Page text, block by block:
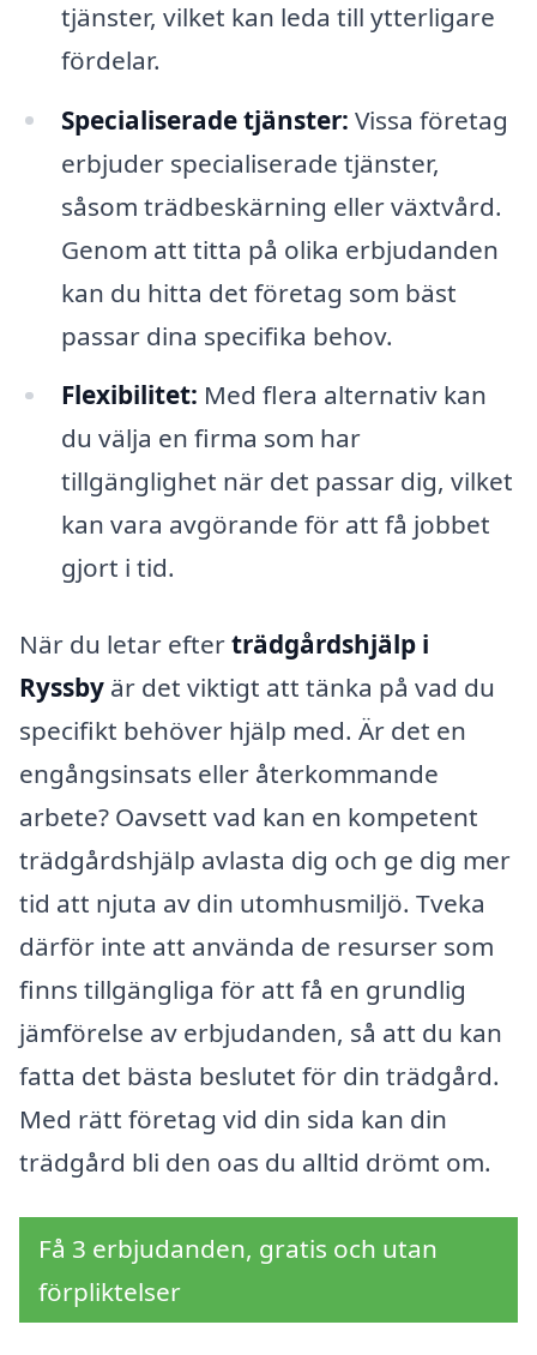
tjänster, vilket kan leda till ytterligare
fördelar.
Specialiserade tjänster: Vissa företag
erbjuder specialiserade tjänster,
såsom trädbeskärning eller växtvård.
Genom att titta på olika erbjudanden
kan du hitta det företag som bäst
passar dina specifika behov.
Flexibilitet: Med flera alternativ kan
du välja en firma som har
tillgänglighet när det passar dig, vilket
kan vara avgörande för att få jobbet
gjort i tid.
När du letar efterträdgårdshjälp i
Ryssby är det viktigt att tänka på vad du
specifikt behöver hjälp med. Är det en
engångsinsats eller återkommande
arbete? Oavsett vad kan en kompetent
trädgårdshjälp avlasta dig och ge dig mer
tid att njuta av din utomhusmiljö. Tveka
därför inte att använda de resurser som
finns tillgängliga för att få en grundlig
jämförelse av erbjudanden, så att du kan
fatta det bästa beslutet för din trädgård.
Med rätt företag vid din sida kan din
trädgård bli den oas du alltid drömt om.
Få 3 erbjudanden, gratis och utan
förpliktelser